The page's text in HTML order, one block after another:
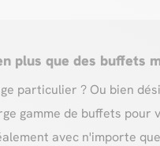
plus que des buffets
particulier ? Ou bien
gamme de buffets
avec n'importe